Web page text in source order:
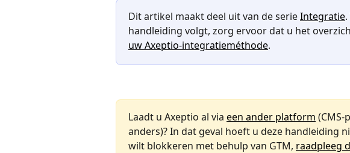
Dit artikel maakt deel uit van de serie Integratie
handleiding volgt, zorg ervoor dat u het
uw Axeptio-integratieméthode.
Laadt u Axeptio al via een ander platform
anders)? In dat geval hoeft u deze handleiding
wilt blokkeren met behulp van GTM, raadpleeg